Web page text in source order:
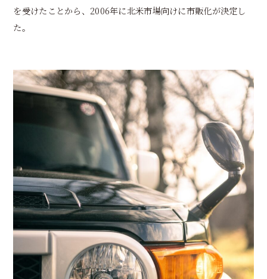
を受けたことから、2006年に北米市場向けに市販化が決定し
た。